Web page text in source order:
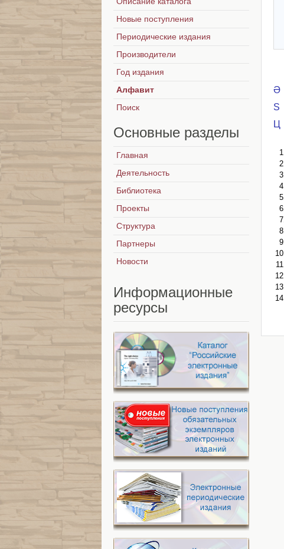
Ә
S
Ц
Новые поступления
Периодические издания
Производители
Год издания
Алфавит
Поиск
Основные разделы
Главная
Деятельность
Библиотека
Проекты
Структура
Партнеры
Новости
Информационные
ресурсы